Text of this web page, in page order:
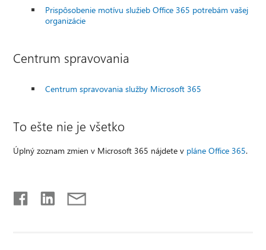
Prispôsobenie motívu služieb Office 365 potrebám vašej
organizácie
Centrum spravovania
Centrum spravovania služby Microsoft 365
To ešte nie je všetko
Úplný zoznam zmien v Microsoft 365 nájdete v pláne Office 365.